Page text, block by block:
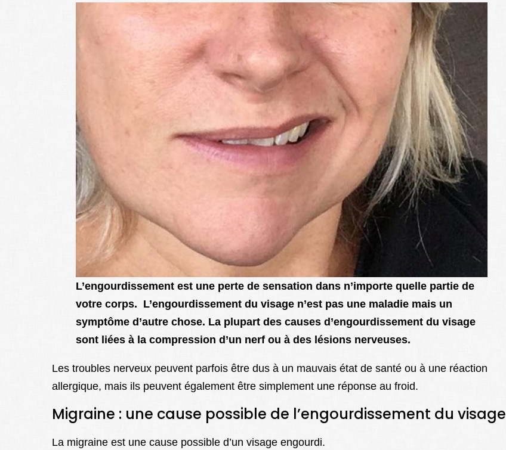
L’engourdissement est une perte de sensation dans n’importe quelle partie de
votre corps. L’engourdissement du visage n’est pas une maladie mais un
symptôme d’autre chose. La plupart des causes d’engourdissement du visage
sont liées à la compression d’un nerf ou à des lésions nerveuses.
Les troubles nerveux peuvent parfois être dus à un mauvais état de santé ou à une réaction
allergique, mais ils peuvent également être simplement une réponse au froid.
Migraine : une cause possible de l’engourdissement du visage
La migraine est une cause possible d’un visage engourdi.